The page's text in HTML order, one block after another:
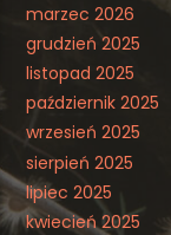
marzec 2026
grudzień 2025
listopad 2025
październik 2025
wrzesień 2025
sierpień 2025
lipiec 2025
kwiecień 2025